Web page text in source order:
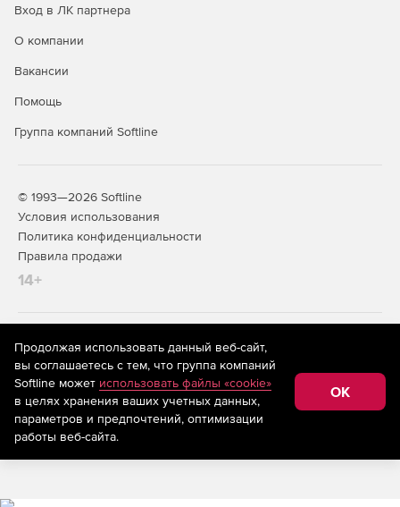
Вход в ЛК партнера
О компании
Вакансии
Помощь
Группа компаний Softline
© 1993—2026 Softline
Условия использования
Политика конфиденциальности
Правила продажи
14+
На информационном ресурсе store.softline.ru применяются
рекомендательные технологии
(информационные технологии
предоставления информации на основе сбора,
систематизации и анализа сведений, относящихся к
предпочтениям пользователей сети «Интернет»,
находящихся на территории Российской Федерации)
Продолжая использовать данный веб-сайт,
вы соглашаетесь с тем, что группа компаний
Softline может использовать файлы «cookie»
в целях хранения ваших учетных данных,
параметров и предпочтений, оптимизации
работы веб-сайта.
OK